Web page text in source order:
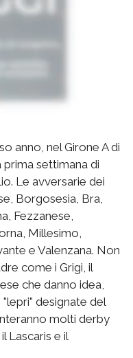
anno, nel Girone A di
settimana di
Le avversarie dei
Borgosesia, Bra,
Fezzanese,
Millesimo,
e Valenzana. Non
come i Grigi, il
che danno idea,
designate del
molti derby
Lascaris e il